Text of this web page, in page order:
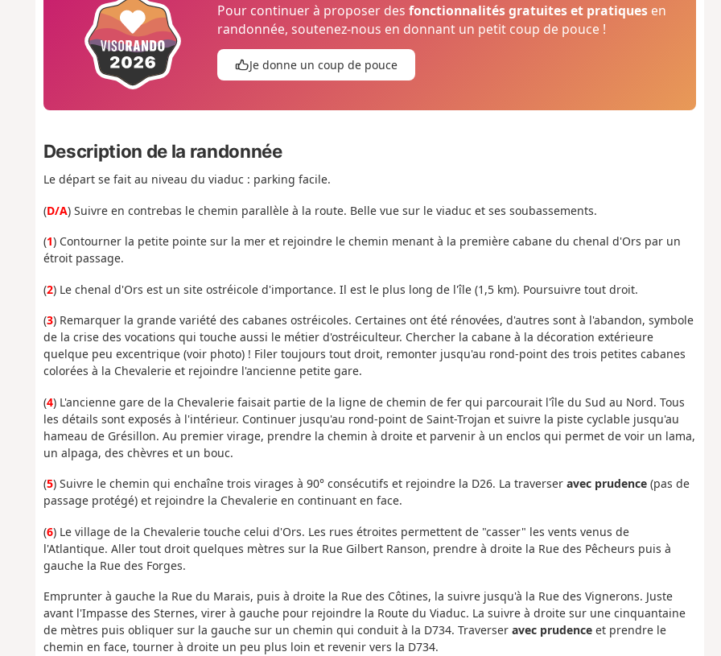
Pour continuer à proposer desfonctionnalités gratuites et pratiques en
randonnée, soutenez-nous en donnant un petit coup de pouce !
Je donne un coup de pouce
Description de la randonnée
Le départ se fait au niveau du viaduc : parking facile.
(D/A) Suivre en contrebas le chemin parallèle à la route. Belle vue sur le viaduc et ses soubassements.
(1) Contourner la petite pointe sur la mer et rejoindre le chemin menant à la première cabane du chenal d'Ors par un
étroit passage.
(2) Le chenal d'Ors est un site ostréicole d'importance. Il est le plus long de l'île (1,5 km). Poursuivre tout droit.
(3) Remarquer la grande variété des cabanes ostréicoles. Certaines ont été rénovées, d'autres sont à l'abandon, symbole
de la crise des vocations qui touche aussi le métier d'ostréiculteur. Chercher la cabane à la décoration extérieure
quelque peu excentrique (voir photo) ! Filer toujours tout droit, remonter jusqu'au rond-point des trois petites cabanes
colorées à la Chevalerie et rejoindre l'ancienne petite gare.
(4) L'ancienne gare de la Chevalerie faisait partie de la ligne de chemin de fer qui parcourait l'île du Sud au Nord. Tous
les détails sont exposés à l'intérieur. Continuer jusqu'au rond-point de Saint-Trojan et suivre la piste cyclable jusqu'au
hameau de Grésillon. Au premier virage, prendre la chemin à droite et parvenir à un enclos qui permet de voir un lama,
un alpaga, des chèvres et un bouc.
(5) Suivre le chemin qui enchaîne trois virages à 90° consécutifs et rejoindre la D26. La traverseravec prudence(pas de
passage protégé) et rejoindre la Chevalerie en continuant en face.
(6) Le village de la Chevalerie touche celui d'Ors. Les rues étroites permettent de "casser" les vents venus de
l'Atlantique. Aller tout droit quelques mètres sur la Rue Gilbert Ranson, prendre à droite la Rue des Pêcheurs puis à
gauche la Rue des Forges.
Emprunter à gauche la Rue du Marais, puis à droite la Rue des Côtines, la suivre jusqu'à la Rue des Vignerons. Juste
avant l'Impasse des Sternes, virer à gauche pour rejoindre la Route du Viaduc. La suivre à droite sur une cinquantaine
de mètres puis obliquer sur la gauche sur un chemin qui conduit à la D734. Traverser avec prudenceet prendre le
chemin en face, tourner à droite un peu plus loin et revenir vers la D734.